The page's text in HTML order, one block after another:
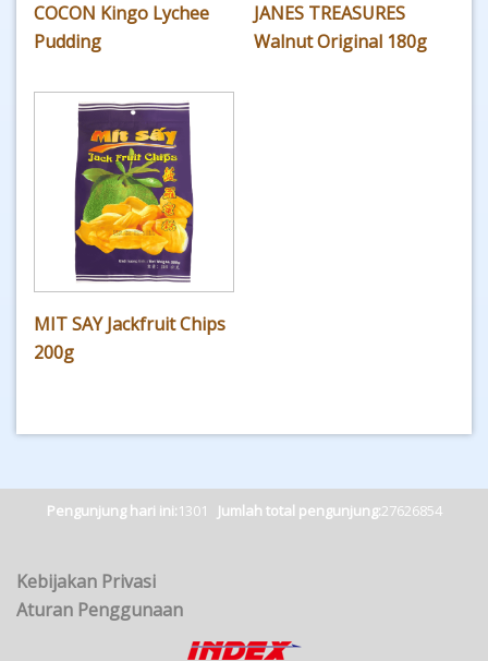
COCON Kingo Lychee
Pudding
JANES TREASURES
Walnut Original 180g
MIT SAY Jackfruit Chips
200g
Pengunjung hari ini:1301 Jumlah total pengunjung:27626854
Kebijakan Privasi
Aturan Penggunaan